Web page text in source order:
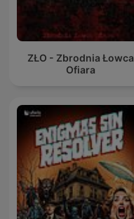
ZŁO - Zbrodnia Łowca
Ofiara